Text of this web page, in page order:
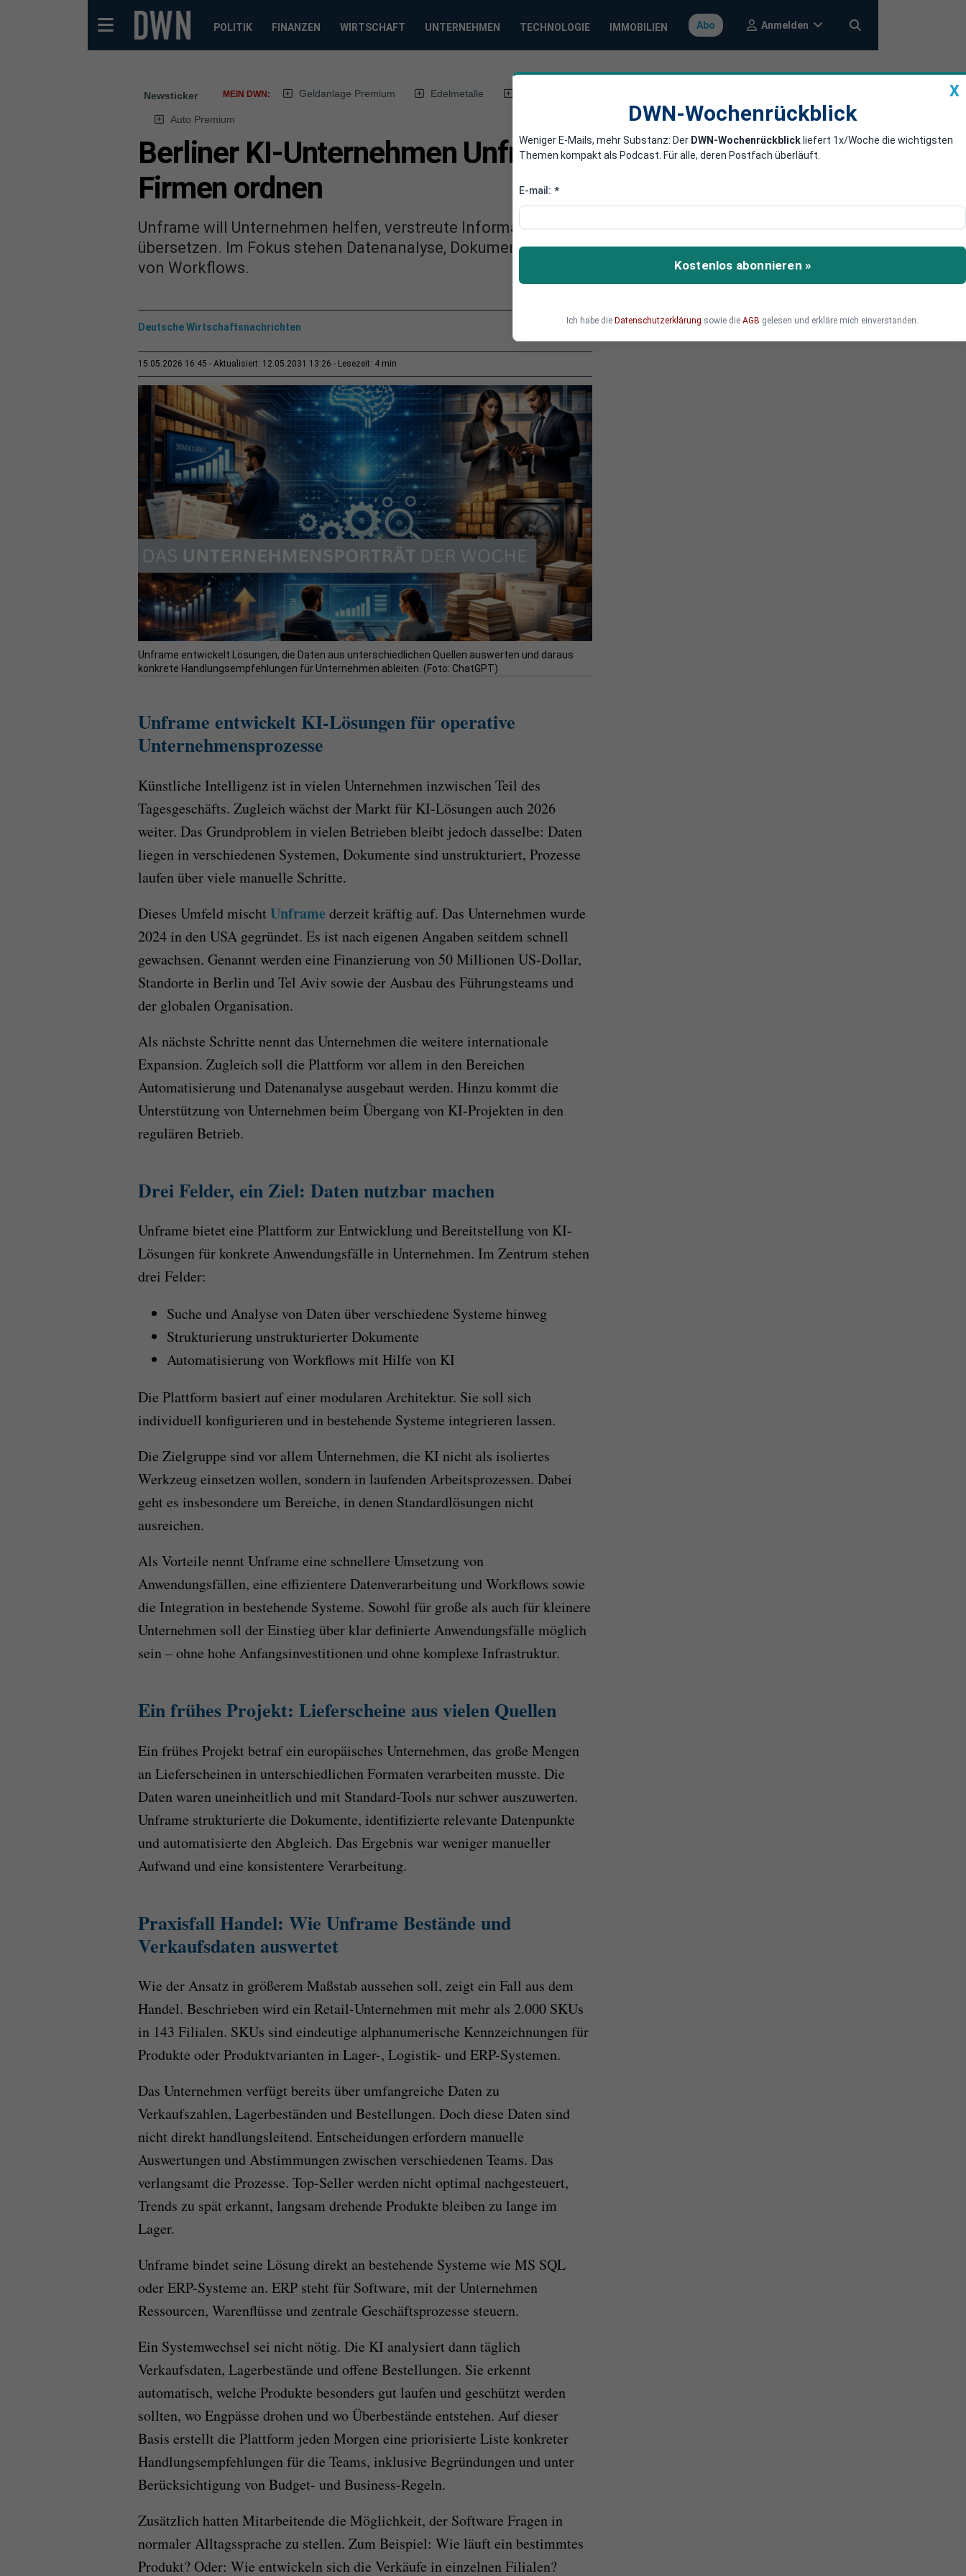
POLITIK FINANZEN WIRTSCHAFT UNTERNEHMEN TECHNOLOGIE IMMOBILIEN Abo Anmelden
Newsticker MEIN DWN: Geldanlage Premium Edelmetalle
Auto Premium
Berliner KI-Unternehmen Unframe will Datenchaos in
Firmen ordnen
Unframe will Unternehmen helfen, verstreute Informationen in nutzbare Arbeitsabläufe zu
übersetzen. Im Fokus stehen Datenanalyse, Dokumentenverarbeitung und die Automatisierung
von Workflows.
Deutsche Wirtschaftsnachrichten
15.05.2026 16:45 Aktualisiert: 12.05.2031 13:26 Lesezeit: 4 min
Unframe entwickelt Lösungen, die Daten aus unterschiedlichen Quellen auswerten und daraus
konkrete Handlungsempfehlungen für Unternehmen ableiten. (Foto: ChatGPT)
Unframe entwickelt KI-Lösungen für operative
Unternehmensprozesse
Künstliche Intelligenz ist in vielen Unternehmen inzwischen Teil des
Tagesgeschäfts. Zugleich wächst der Markt für KI-Lösungen auch 2026
weiter. Das Grundproblem in vielen Betrieben bleibt jedoch dasselbe: Daten
liegen in verschiedenen Systemen, Dokumente sind unstrukturiert, Prozesse
laufen über viele manuelle Schritte.
Dieses Umfeld mischt Unframederzeit kräftig auf.​​​​ Das Unternehmen wurde
2024 in den USA gegründet. Es ist nach eigenen Angaben seitdem schnell
gewachsen. Genannt werden eine Finanzierung von 50 Millionen US-Dollar,
Standorte in Berlin und Tel Aviv sowie der Ausbau des Führungsteams und
der globalen Organisation.
Als nächste Schritte nennt das Unternehmen die weitere internationale
Expansion. Zugleich soll die Plattform vor allem in den Bereichen
Automatisierung und Datenanalyse ausgebaut werden. Hinzu kommt die
Unterstützung von Unternehmen beim Übergang von KI-Projekten in den
regulären Betrieb.
Drei Felder, ein Ziel: Daten nutzbar machen
Unframe bietet eine Plattform zur Entwicklung und Bereitstellung von KI-
Lösungen für konkrete Anwendungsfälle in Unternehmen. Im Zentrum stehen
drei Felder:
Suche und Analyse von Daten über verschiedene Systeme hinweg
Strukturierung unstrukturierter Dokumente
Automatisierung von Workflows mit Hilfe von KI
Die Plattform basiert auf einer modularen Architektur. Sie soll sich
individuell konfigurieren und in bestehende Systeme integrieren lassen.
Die Zielgruppe sind vor allem Unternehmen, die KI nicht als isoliertes
Werkzeug einsetzen wollen, sondern in laufenden Arbeitsprozessen. Dabei
geht es insbesondere um Bereiche, in denen Standardlösungen nicht
ausreichen.
Als Vorteile nennt Unframe eine schnellere Umsetzung von
Anwendungsfällen, eine effizientere Datenverarbeitung und Workflows sowie
die Integration in bestehende Systeme. Sowohl für große als auch für kleinere
Unternehmen soll der Einstieg über klar definierte Anwendungsfälle möglich
sein – ohne hohe Anfangsinvestitionen und ohne komplexe Infrastruktur.
Ein frühes Projekt: Lieferscheine aus vielen Quellen
Ein frühes Projekt betraf ein europäisches Unternehmen, das große Mengen
an Lieferscheinen in unterschiedlichen Formaten verarbeiten musste. Die
Daten waren uneinheitlich und mit Standard-Tools nur schwer auszuwerten.
Unframe strukturierte die Dokumente, identifizierte relevante Datenpunkte
und automatisierte den Abgleich. Das Ergebnis war weniger manueller
Aufwand und eine konsistentere Verarbeitung.
Praxisfall Handel: Wie Unframe Bestände und
Verkaufsdaten auswertet
Wie der Ansatz in größerem Maßstab aussehen soll, zeigt ein Fall aus dem
Handel. Beschrieben wird ein Retail-Unternehmen mit mehr als 2.000 SKUs
in 143 Filialen. SKUs sind eindeutige alphanumerische Kennzeichnungen für
Produkte oder Produktvarianten in Lager-, Logistik- und ERP-Systemen.
Das Unternehmen verfügt bereits über umfangreiche Daten zu
Verkaufszahlen, Lagerbeständen und Bestellungen. Doch diese Daten sind
nicht direkt handlungsleitend. Entscheidungen erfordern manuelle
Auswertungen und Abstimmungen zwischen verschiedenen Teams. Das
verlangsamt die Prozesse. Top-Seller werden nicht optimal nachgesteuert,
Trends zu spät erkannt, langsam drehende Produkte bleiben zu lange im
Lager.
Unframe bindet seine Lösung direkt an bestehende Systeme wie MS SQL
oder ERP-Systeme an. ERP steht für Software, mit der Unternehmen
Ressourcen, Warenflüsse und zentrale Geschäftsprozesse steuern.
Ein Systemwechsel sei nicht nötig. Die KI analysiert dann täglich
Verkaufsdaten, Lagerbestände und offene Bestellungen. Sie erkennt
automatisch, welche Produkte besonders gut laufen und geschützt werden
sollten, wo Engpässe drohen und wo Überbestände entstehen. Auf dieser
Basis erstellt die Plattform jeden Morgen eine priorisierte Liste konkreter
Handlungsempfehlungen für die Teams, inklusive Begründungen und unter
Berücksichtigung von Budget- und Business-Regeln.
Zusätzlich hatten Mitarbeitende die Möglichkeit, der Software Fragen in
normaler Alltagssprache zu stellen. Zum Beispiel: Wie läuft ein bestimmtes
Produkt? Oder: Wie entwickeln sich die Verkäufe in einzelnen Filialen?
X
DWN-Wochenrückblick
Weniger E-Mails, mehr Substanz: Der DWN-Wochenrückblick liefert 1x/Woche die wichtigsten
Themen kompakt als Podcast. Für alle, deren Postfach überläuft.
E-mail: *
Kostenlos abonnieren »
Ich habe die Datenschutzerklärung sowie die AGB gelesen und erkläre mich einverstanden.